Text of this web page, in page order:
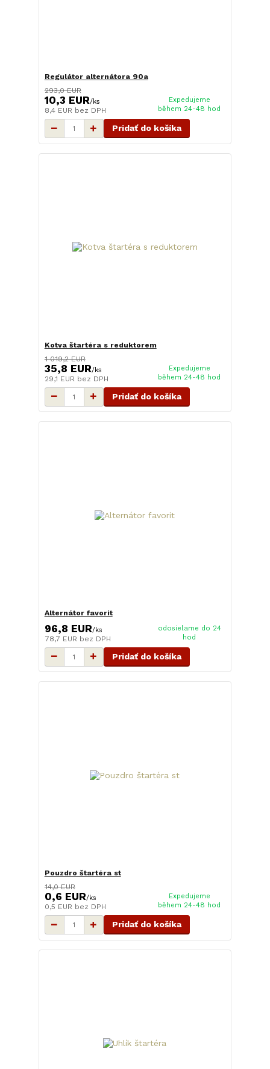
Regulátor alternátora 90a
293,0 EUR
10,3 EUR/ks
8,4 EUR bez DPH
Expedujeme
během 24-48 hod
Pridať do košíka
Kotva štartéra s reduktorem
1 019,2 EUR
35,8 EUR/ks
29,1 EUR bez DPH
Expedujeme
během 24-48 hod
Pridať do košíka
Alternátor favorit
96,8 EUR/ks
78,7 EUR bez DPH
odosielame do 24
hod
Pridať do košíka
Pouzdro štartéra st
14,0 EUR
0,6 EUR/ks
0,5 EUR bez DPH
Expedujeme
během 24-48 hod
Pridať do košíka